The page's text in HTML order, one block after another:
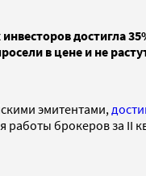
достигла
в цене и не
эмитентами,
брокеров за II